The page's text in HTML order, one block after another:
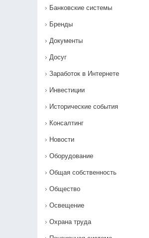
Банковские системы
Бренды
Документы
Досуг
Заработок в Интернете
Инвестиции
Исторические события
Консалтинг
Новости
Оборудование
Общая собственность
Общество
Освещение
Охрана труда